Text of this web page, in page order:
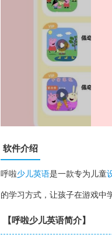
软件介绍
呼啦少儿英语是一款专为儿童
的学习方式，让孩子在游戏中
【呼啦少儿英语简介】